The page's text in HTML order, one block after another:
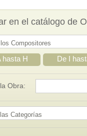
en el catálogo de
hasta H De I
Obra: